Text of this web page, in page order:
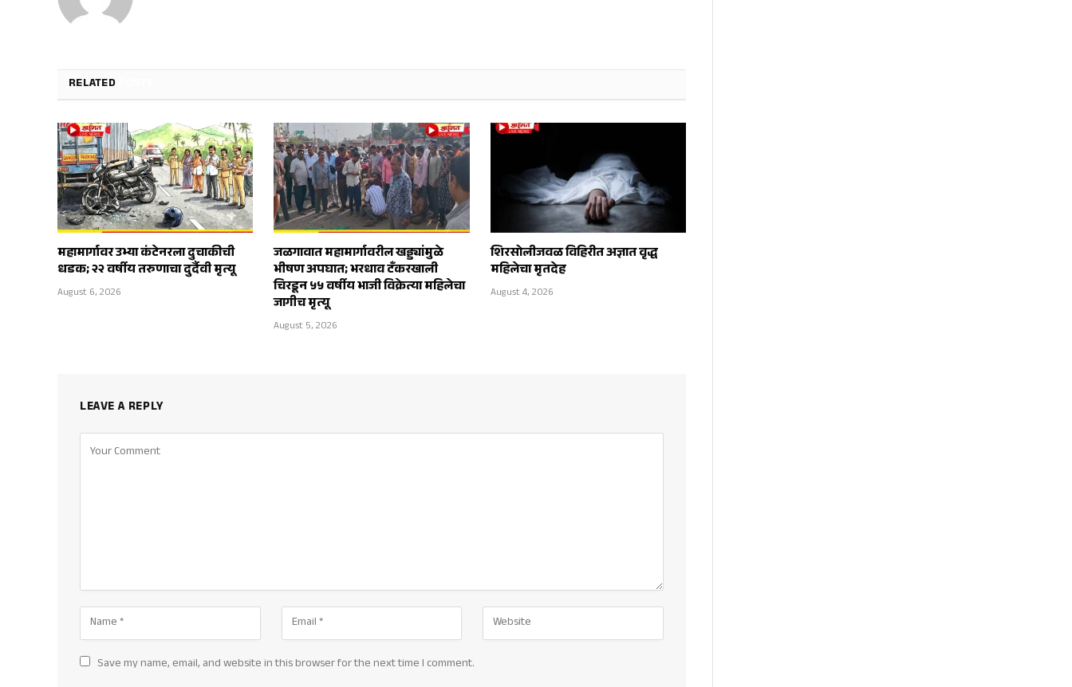
RELATED
महामार्गावर उभ्या कंटेनरला दुचाकीची
धडक; २२ वर्षीय तरुणाचा दुर्दैवी मृत्यू
August 6, 2026
जळगावात महामार्गावरील खड्ड्यांमुळे
भीषण अपघात; भरधाव टँकरखाली
चिरडून ५५ वर्षीय भाजी विक्रेत्या महिलेचा
जागीच मृत्यू
August 5, 2026
शिरसोलीजवळ विहिरीत अज्ञात वृद्ध
महिलेचा मृतदेह
August 4, 2026
LEAVE A REPLY
Save my name, email, and website in this browser for the next time I comment.